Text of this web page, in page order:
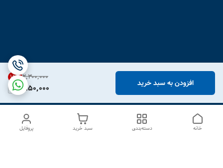
۲٬۳۰۰٬۰۰۰ 15%
1,950,000 افزودن به سبد خرید
پروفایل سبد خرید دسته‌بندی خانه